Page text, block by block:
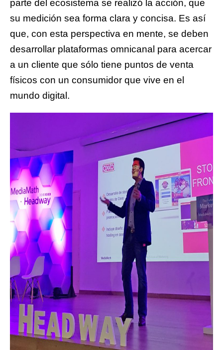
parte del ecosistema se realizó la acción, que
su medición sea forma clara y concisa. Es así
que, con esta perspectiva en mente, se deben
desarrollar plataformas omnicanal para acercar
a un cliente que sólo tiene puntos de venta
físicos con un consumidor que vive en el
mundo digital.